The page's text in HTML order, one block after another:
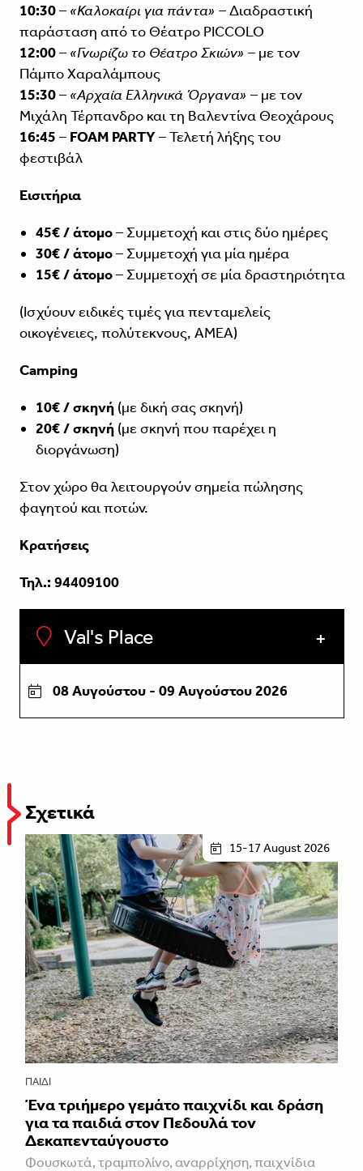
10:30– «Καλοκαίρι για πάντα» – Διαδραστική
παράσταση από το Θέατρο PICCOLO
12:00– «Γνωρίζω το Θέατρο Σκιών» – με τον
Πάμπο Χαραλάμπους
15:30– «Αρχαία Ελληνικά Όργανα» – με τον
Μιχάλη Τέρπανδρο και τη Βαλεντίνα Θεοχάρους
16:45 – FOAM PARTY– Τελετή λήξης του
φεστιβάλ
Εισιτήρια
45€ / άτομο– Συμμετοχή και στις δύο ημέρες
30€ / άτομο– Συμμετοχή για μία ημέρα
15€ / άτομο– Συμμετοχή σε μία δραστηριότητα
(Ισχύουν ειδικές τιμές για πενταμελείς
οικογένειες, πολύτεκνους, ΑΜΕΑ)
Camping
10€ / σκηνή(με δική σας σκηνή)
20€ / σκηνή(με σκηνή που παρέχει η
διοργάνωση)
Στον χώρο θα λειτουργούν σημεία πώλησης
φαγητού και ποτών.
Κρατήσεις
Τηλ.: 94409100
Val's Place
08 Αυγούστου - 09 Αυγούστου 2026
Σχετικά
15-17 August 2026
ΠΑΙΔΊ
Ένα τριήμερο γεμάτο παιχνίδι και δράση
για τα παιδιά στον Πεδουλά τον
Δεκαπενταύγουστο
Φουσκωτά, τραμπολίνο, αναρρίχηση, παιχνίδια